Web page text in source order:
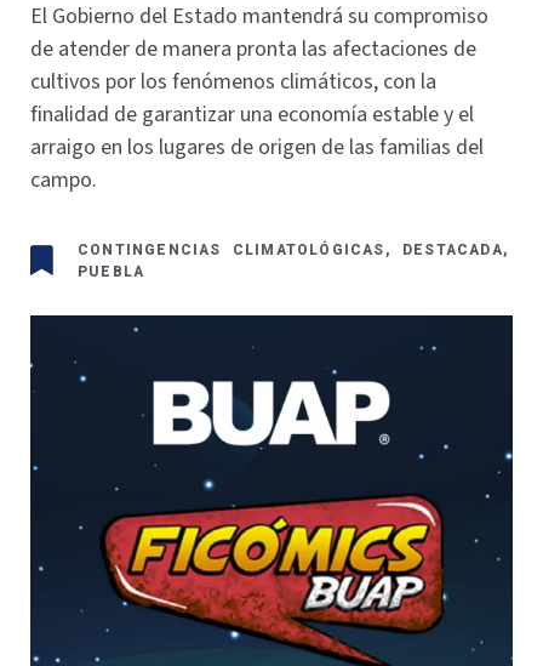
El Gobierno del Estado mantendrá su compromiso
de atender de manera pronta las afectaciones de
cultivos por los fenómenos climáticos, con la
finalidad de garantizar una economía estable y el
arraigo en los lugares de origen de las familias del
campo.
CONTINGENCIAS CLIMATOLÓGICAS , DESTACADA,
PUEBLA